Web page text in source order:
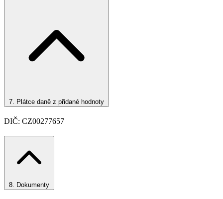
7. Plátce daně z přidané hodnoty
DIČ: CZ00277657
8. Dokumenty